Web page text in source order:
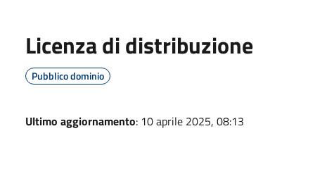
Licenza di distribuzione
Pubblico dominio
Ultimo aggiornamento: 10 aprile 2025, 08:13